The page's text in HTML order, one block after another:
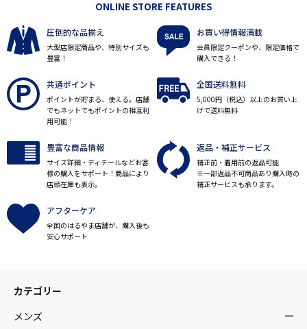
ONLINE STORE FEATURES
圧倒的な品揃え
大型店限定商品や、特別サイズも
豊富！
お買い得情報満載
会員限定クーポンや、限定価格で
購入できる！
共通ポイント
ポイントが貯まる、使える。店舗
でもネットでもポイントの相互利
用可能！
全国送料無料
5,000円（税込）以上のお買い上
げで送料無料
豊富な商品情報
サイズ詳細・ディテールなどお客
様の購入をサポート！商品により
店頭在庫も表示。
返品・補正サービス
補正前・着用前の返品可能
※一部返品不可商品あり購入時の
補正サービスも承ります。
アフターケア
全国のはるやま店舗が、購入後も
安心サポート
カテゴリー
メンズ